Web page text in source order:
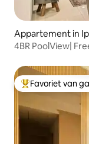
Appartement in
4BR PoolView|
Topfavoriet van
Favoriet van